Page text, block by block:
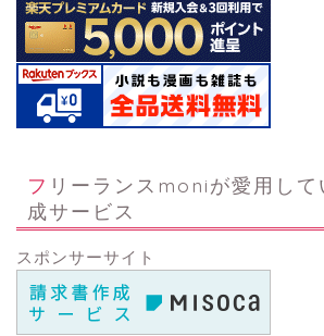
フリーランスmoniが愛用している請求書作
成サービス
スポンサーサイト